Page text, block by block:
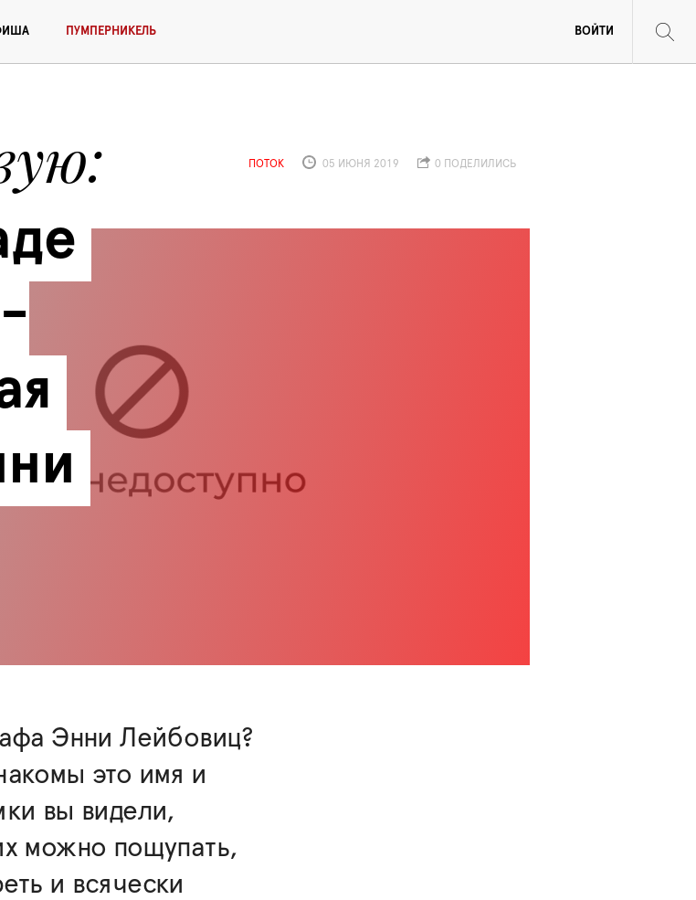
ПУМПЕРНИКЕЛЬ ВОЙТИ
ПОТОК 05 ИЮНЯ 2019 0 ПОДЕЛИЛИСЬ
Энни Лейбовиц?
это имя и
вы видели,
можно пощупать,
и всячески